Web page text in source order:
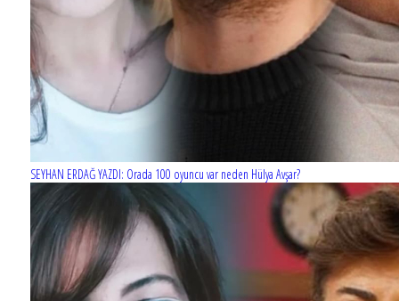
SEYHAN ERDAĞ YAZDI: Orada 100 oyuncu var neden Hülya Avşar?